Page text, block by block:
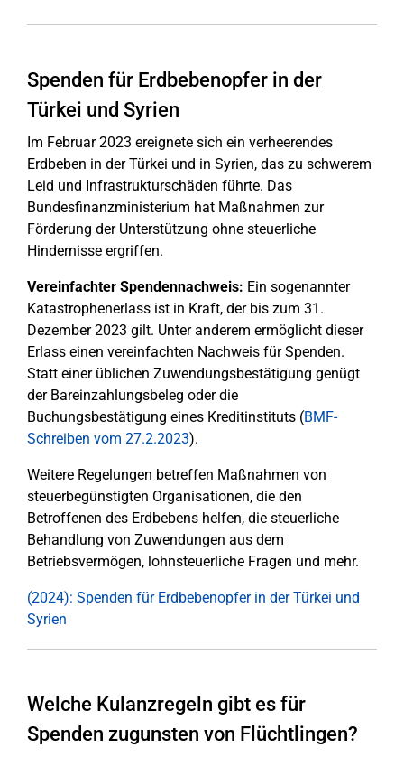
Spenden für Erdbebenopfer in der
Türkei und Syrien
Im Februar 2023 ereignete sich ein verheerendes
Erdbeben in der Türkei und in Syrien, das zu schwerem
Leid und Infrastrukturschäden führte. Das
Bundesfinanzministerium hat Maßnahmen zur
Förderung der Unterstützung ohne steuerliche
Hindernisse ergriffen.
Vereinfachter Spendennachweis: Ein sogenannter
Katastrophenerlass ist in Kraft, der bis zum 31.
Dezember 2023 gilt. Unter anderem ermöglicht dieser
Erlass einen vereinfachten Nachweis für Spenden.
Statt einer üblichen Zuwendungsbestätigung genügt
der Bareinzahlungsbeleg oder die
Buchungsbestätigung eines Kreditinstituts (BMF-
Schreiben vom 27.2.2023).
Weitere Regelungen betreffen Maßnahmen von
steuerbegünstigten Organisationen, die den
Betroffenen des Erdbebens helfen, die steuerliche
Behandlung von Zuwendungen aus dem
Betriebsvermögen, lohnsteuerliche Fragen und mehr.
(2024): Spenden für Erdbebenopfer in der Türkei und
Syrien
Welche Kulanzregeln gibt es für
Spenden zugunsten von Flüchtlingen?